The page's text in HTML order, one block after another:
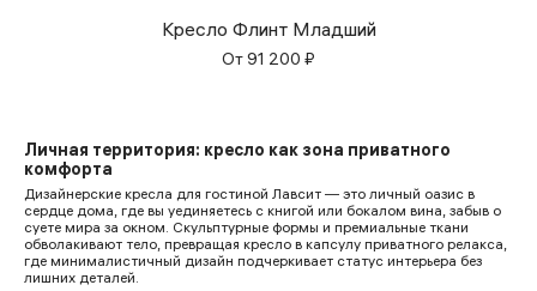
Кресло Флинт Младший
От91 200 ₽
Личная территория: кресло как зона приватного
комфорта
Дизайнерские кресла для гостиной Лавсит — это личный оазис в
сердце дома, где вы уединяетесь с книгой или бокалом вина, забыв о
суете мира за окном. Скульптурные формы и премиальные ткани
обволакивают тело, превращая кресло в капсулу приватного релакса,
где минималистичный дизайн подчеркивает статус интерьера без
лишних деталей.